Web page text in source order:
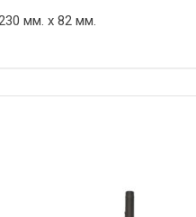
мм. х 82 мм.